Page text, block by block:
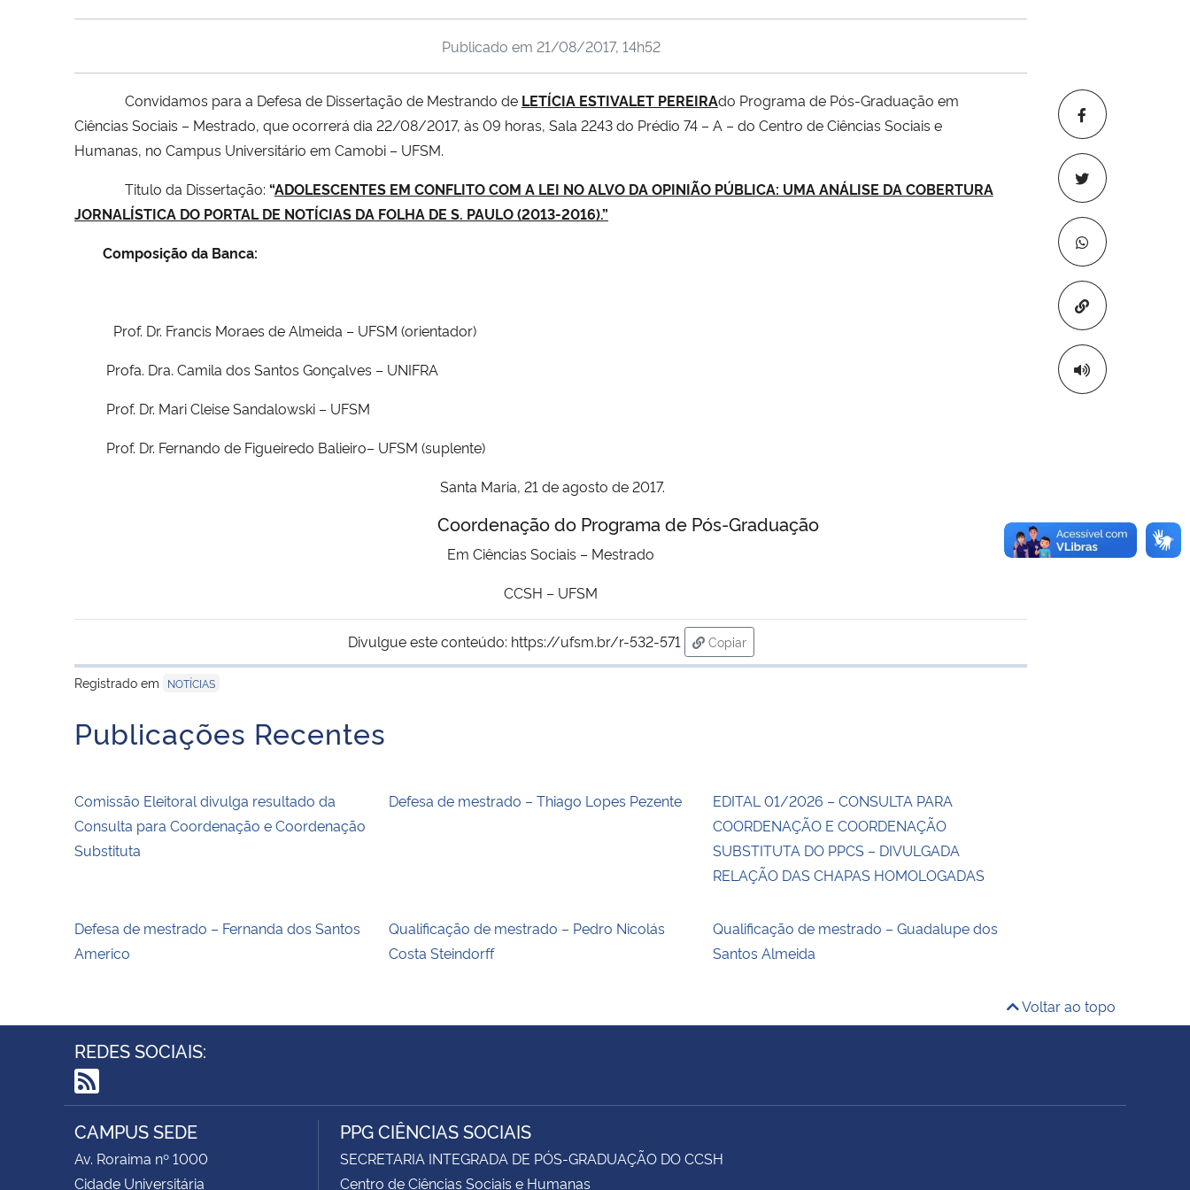
Copiar para
Publicado em 21/08/2017, 14h52
Convidamos para a Defesa de Dissertação de Mestrando de LETÍCIA ESTIVALET PEREIRAdo Programa de Pós-Graduação em
Ciências Sociais – Mestrado, que ocorrerá dia 22/08/2017, às 09 horas, Sala 2243 do Prédio 74 – A – do Centro de Ciências Sociais e
Humanas, no Campus Universitário em Camobi – UFSM.
Titulo da Dissertação: “ADOLESCENTES EM CONFLITO COM A LEI NO ALVO DA OPINIÃO PÚBLICA: UMA ANÁLISE DA COBERTURA
JORNALÍSTICA DO PORTAL DE NOTÍCIAS DA FOLHA DE S. PAULO (2013-2016).”
Composição da Banca:
Prof. Dr. Francis Moraes de Almeida – UFSM (orientador)
Profa. Dra. Camila dos Santos Gonçalves – UNIFRA
Prof. Dr. Mari Cleise Sandalowski – UFSM
Prof. Dr. Fernando de Figueiredo Balieiro– UFSM (suplente)
Santa Maria, 21 de agosto de 2017.
Coordenação do Programa de Pós-Graduação
Em Ciências Sociais – Mestrado
CCSH – UFSM
Divulgue este conteúdo: https://ufsm.br/r-532-571
Copiar
para área de transferência
Registrado em
NOTÍCIAS
Publicações Recentes
Comissão Eleitoral divulga resultado da
Consulta para Coordenação e Coordenação
Substituta
Defesa de mestrado – Thiago Lopes Pezente
EDITAL 01/2026 – CONSULTA PARA
COORDENAÇÃO E COORDENAÇÃO
SUBSTITUTA DO PPCS – DIVULGADA
RELAÇÃO DAS CHAPAS HOMOLOGADAS
Defesa de mestrado – Fernanda dos Santos
Americo
Qualificação de mestrado – Pedro Nicolás
Costa Steindorff
Qualificação de mestrado – Guadalupe dos
Santos Almeida
Voltar ao topo
REDES SOCIAIS:
RSS
CAMPUS SEDE
Av. Roraima nº 1000
Cidade Universitária
PPG CIÊNCIAS SOCIAIS
SECRETARIA INTEGRADA DE PÓS-GRADUAÇÃO DO CCSH
Centro de Ciências Sociais e Humanas